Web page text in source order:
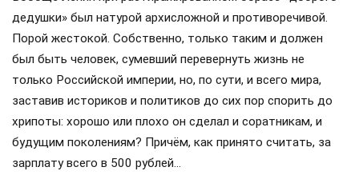
дедушки» был натурой архисложной и противоречивой.
Порой жестокой. Собственно, только таким и должен
был быть человек, сумевший перевернуть жизнь не
только Российской империи, но, по сути, и всего мира,
заставив историков и политиков до сих пор спорить до
хрипоты: хорошо или плохо он сделал и соратникам, и
будущим поколениям? Причём, как принято считать, за
зарплату всего в 500 рублей…